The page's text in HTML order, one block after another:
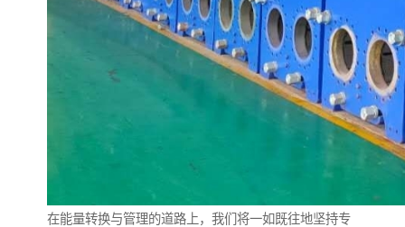
在能量转换与管理的道路上，我们将一如既往地坚持专